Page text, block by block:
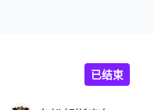
已结束